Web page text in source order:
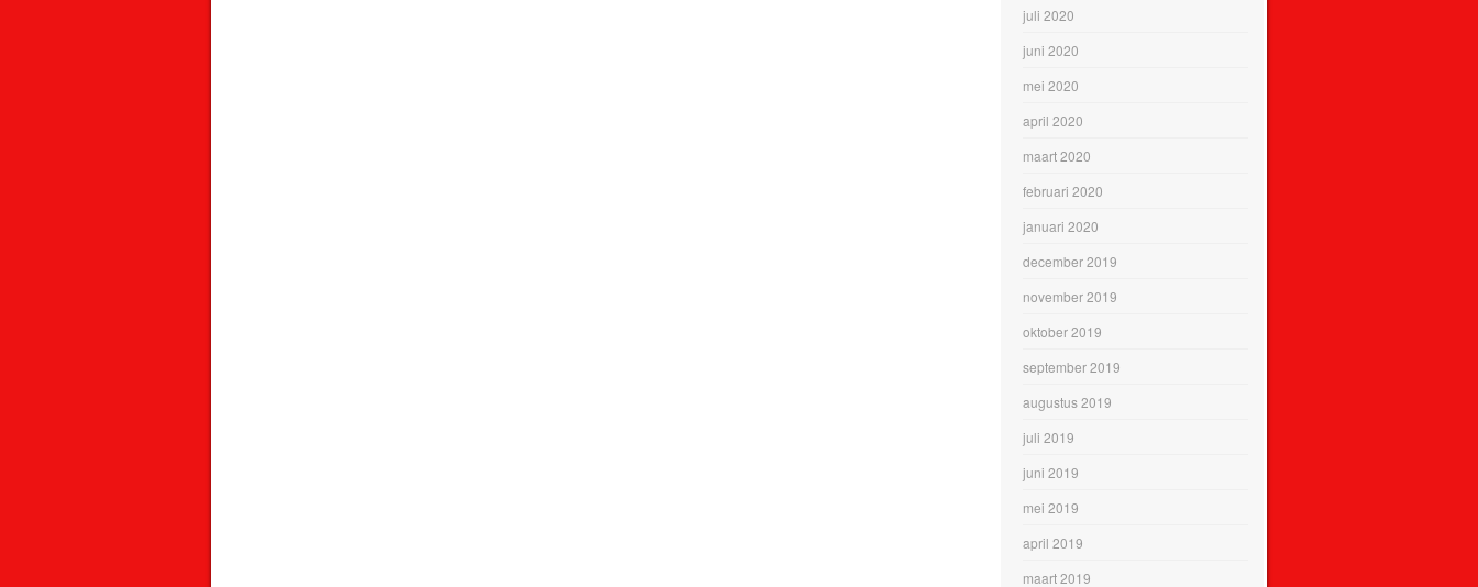
juli 2020
juni 2020
mei 2020
april 2020
maart 2020
februari 2020
januari 2020
december 2019
november 2019
oktober 2019
september 2019
augustus 2019
juli 2019
juni 2019
mei 2019
april 2019
maart 2019